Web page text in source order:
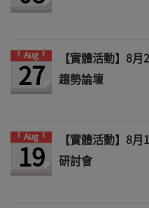
Aug
27
【實體活動】8
趨勢論壇
Aug
19
【實體活動】8
研討會